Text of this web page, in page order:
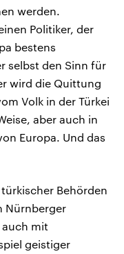
werden.
Politiker, der
bestens
selbst den Sinn für
wird die Quittung
Volk in der Türkei
aber auch in
Europa. Und das
Behörden
Nürnberger
mit
geistiger